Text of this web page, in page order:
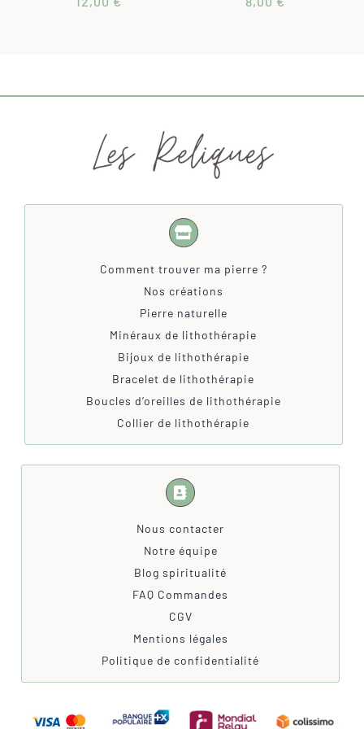
sur 5 basé
sur 5 basé
Comment trouver ma pierre ?
Nos créations
Pierre naturelle
Minéraux de lithothérapie
Bijoux de lithothérapie
Bracelet de lithothérapie
Boucles d’oreilles de lithothérapie
Collier de lithothérapie
Nous contacter
Notre équipe
Blog spiritualité
FAQ Commandes
CGV
Mentions légales
Politique de confidentialité